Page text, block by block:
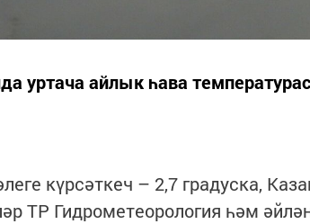
уртача айлык һава
күрсәткеч – 2,7 градуска,
ТР Гидрометеорология һәм